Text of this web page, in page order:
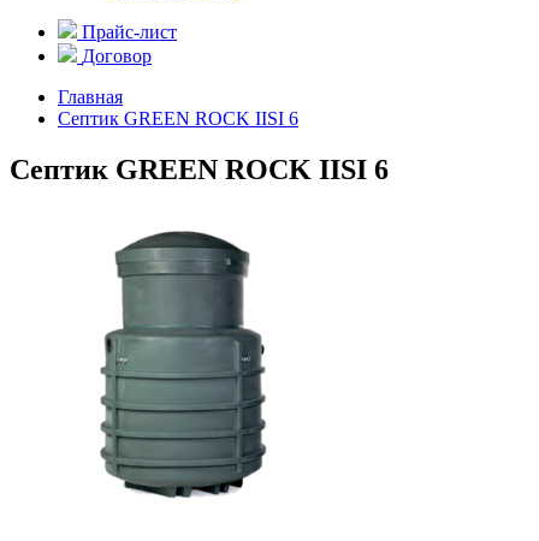
Прайс-лист
Договор
Главная
Септик GREEN ROCK IISI 6
Септик GREEN ROCK IISI 6